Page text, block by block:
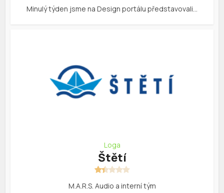
Minulý týden jsme na Design portálu představovali…
Loga
Štětí
M.A.R.S. Audio a interní tým